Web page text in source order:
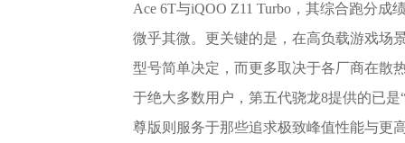
Ace 6T与iQOO Z11 Turbo，其综合跑分
微乎其微。更关键的是，在高负载游戏场
型号简单决定，而更多取决于各厂商在散
于绝大多数用户，第五代骁龙8提供的已
尊版则服务于那些追求极致峰值性能与更